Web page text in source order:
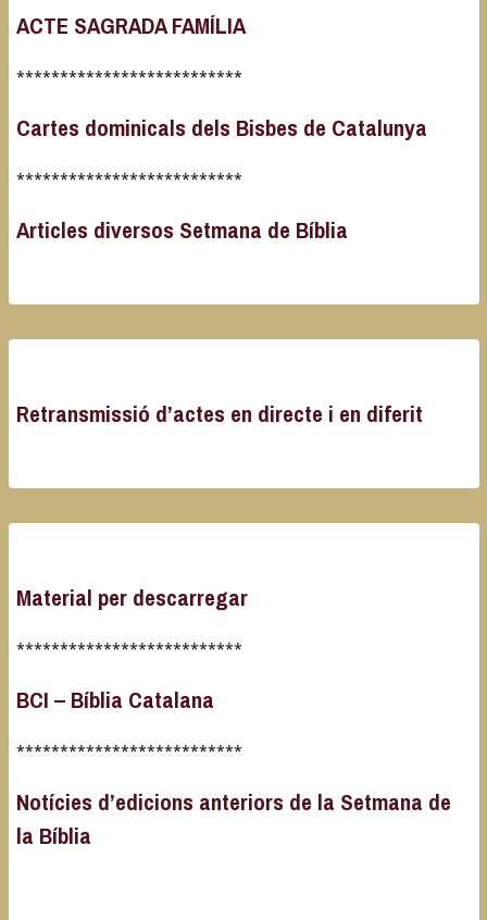
ACTE SAGRADA FAMÍLIA
**************************
Cartes dominicals dels Bisbes de Catalunya
**************************
Articles diversos Setmana de Bíblia
Retransmissió d’actes en directe i en diferit
Material per descarregar
**************************
BCI – Bíblia Catalana
**************************
Notícies d’edicions anteriors de la Setmana de
la Bíblia